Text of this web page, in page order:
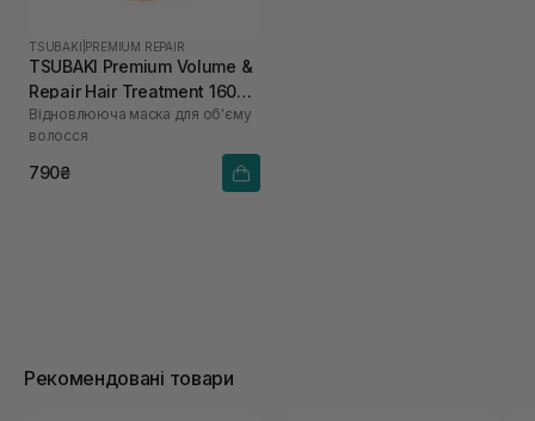
TSUBAKI PREMIUM REPAIR
TSUBAKI Premium Volume &
Repair Hair Treatment 160
мл
Відновлююча маска для об'єму
волосся
790₴
Рекомендовані товари